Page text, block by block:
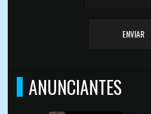
ENVIAR
ANUNCIANTES